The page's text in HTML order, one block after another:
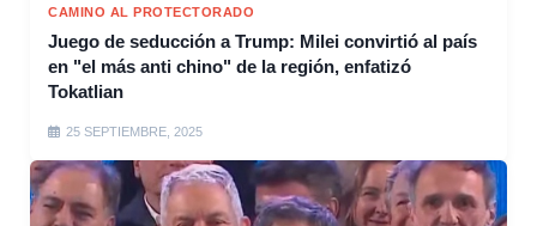
CAMINO AL PROTECTORADO
Juego de seducción a Trump: Milei convirtió al país
en "el más anti chino" de la región, enfatizó
Tokatlian
25 SEPTIEMBRE, 2025